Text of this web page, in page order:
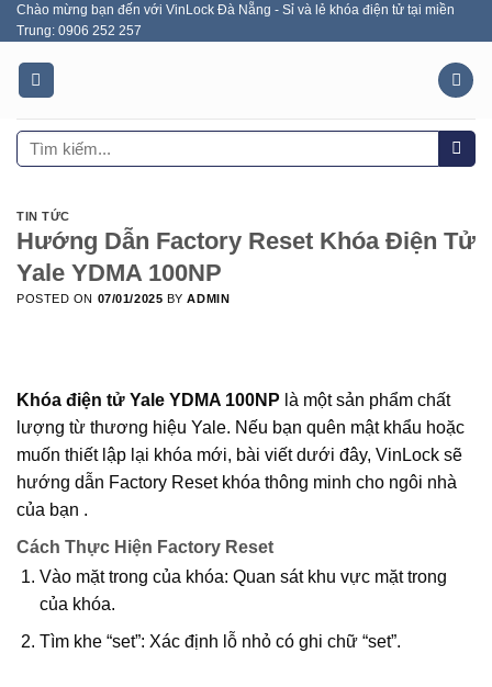
Skip
to
content
Chào mừng bạn đến với VinLock Đà Nẵng - Sỉ và lẻ khóa điện tử tại miền
Trung: 0906 252 257
Tìm
kiếm:
TIN TỨC
Hướng Dẫn Factory Reset Khóa Điện Tử
Yale YDMA 100NP
POSTED ON 07/01/2025 BYADMIN
Khóa điện tử Yale YDMA 100NP là một sản phẩm chất
lượng từ thương hiệu Yale. Nếu bạn quên mật khẩu hoặc
muốn thiết lập lại khóa mới, bài viết dưới đây, VinLock sẽ
hướng dẫn Factory Reset khóa thông minh cho ngôi nhà
của bạn .
Cách Thực Hiện Factory Reset
Vào mặt trong của khóa: Quan sát khu vực mặt trong
của khóa.
Tìm khe “set”: Xác định lỗ nhỏ có ghi chữ “set”.